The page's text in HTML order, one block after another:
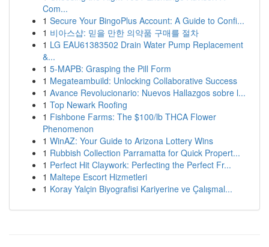
Com...
1 Secure Your BingoPlus Account: A Guide to Confi...
1 비아스샵: 믿을 만한 의약품 구매를 절차
1 LG EAU61383502 Drain Water Pump Replacement
&...
1 5-MAPB: Grasping the Pill Form
1 Megateambuild: Unlocking Collaborative Success
1 Avance Revolucionario: Nuevos Hallazgos sobre l...
1 Top Newark Roofing
1 Fishbone Farms: The $100/lb THCA Flower
Phenomenon
1 WinAZ: Your Guide to Arizona Lottery Wins
1 Rubbish Collection Parramatta for Quick Propert...
1 Perfect Hit Claywork: Perfecting the Perfect Fr...
1 Maltepe Escort Hizmetleri
1 Koray Yalçin Biyografisi Kariyerine ve Çalışmal...